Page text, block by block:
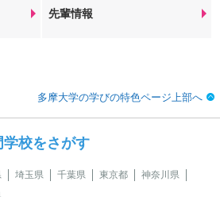
先輩情報
多摩大学の学びの特色ページ上部へ
校をさがす
埼玉県 千葉県 東京都
神奈川県